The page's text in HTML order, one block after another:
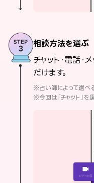
相談方法を選ぶ
チャット・電話・
だけます。
※占い師によって選べ
※今回は「チャット」